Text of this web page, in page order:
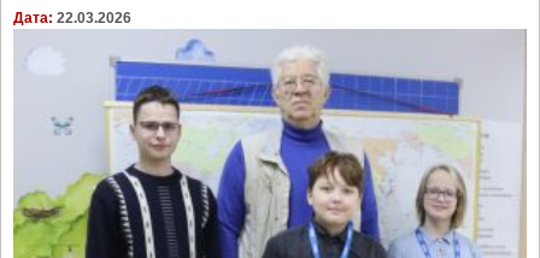
т
л
с
Дата: 22.03.2026